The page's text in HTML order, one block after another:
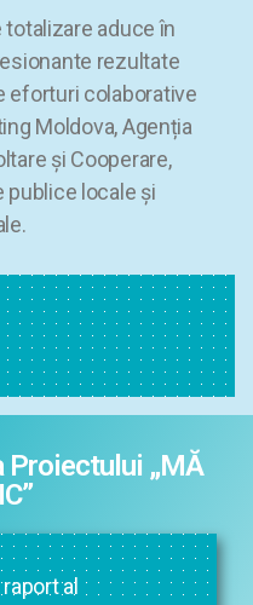
aduce în
rezultate
eforturi colaborative
Moldova, Agenția
și Cooperare,
locale și
Proiectului „MĂ
al